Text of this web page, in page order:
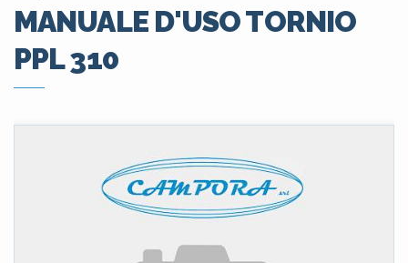
MANUALE D'USO TORNIO
PPL 310